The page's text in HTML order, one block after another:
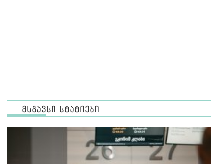
მსგავსი სტატიები